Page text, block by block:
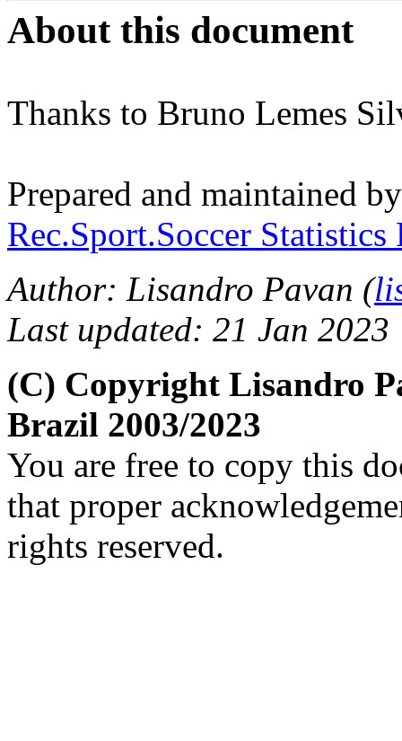
About this document
Thanks to Bruno Lemes
Prepared and maintained
Rec.Sport.Soccer
Author: Lisandro Pavan (
Last updated: 21 Jan 2023
(C) Copyright Lisandro
Brazil 2003/2023
You are free to copy this
that proper
rights reserved.